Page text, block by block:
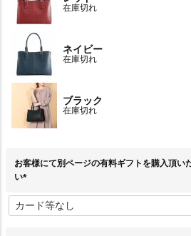
在庫切れ
ネイビー
在庫切れ
ブラック
在庫切れ
お客様にて別ページの有料ギフトを購入頂い
い
必
須